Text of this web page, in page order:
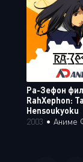
Ра-Зефон
RahXephon:
Hensoukyoku
2003 • Аниме